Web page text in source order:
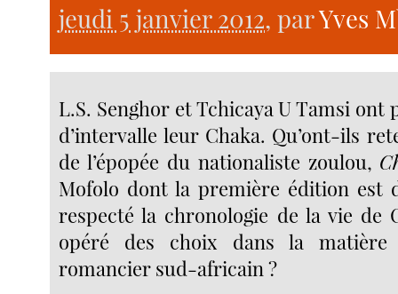
jeudi 5 janvier 2012, parYves
L.S. Senghor et Tchicaya U Tamsi ont
d’intervalle leur Chaka. Qu’ont-ils
de l’épopée du nationaliste zoulou,
Mofolo dont la première édition est
respecté la chronologie de la vie de
opéré des choix dans la
romancier sud-africain ?